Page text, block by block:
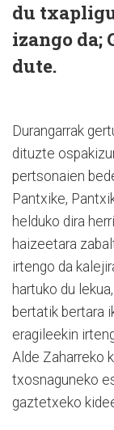
du
izango da;
dute.
Durangarrak
dituzte
pertsonaien
Pantxike,
helduko dira
haizeetara
irtengo da
hartuko du
bertatik bertara
eragileekin
Alde Zaharreko
txosnaguneko
gaztetxeko